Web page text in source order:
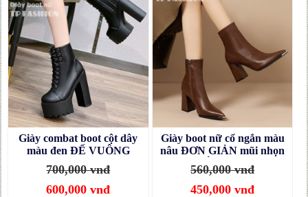
Giày combat boot cột dây
màu đen ĐẾ VUÔNG
14.5CM mang tiệc, biểu
diễn, dance GBN70A
700,000 vnđ
600,000 vnđ
Giày boot nữ cổ ngắn màu
nâu ĐƠN GIẢN mũi nhọn
GÓT VUÔNG sang chảnh
GBN67C
560,000 vnđ
450,000 vnđ